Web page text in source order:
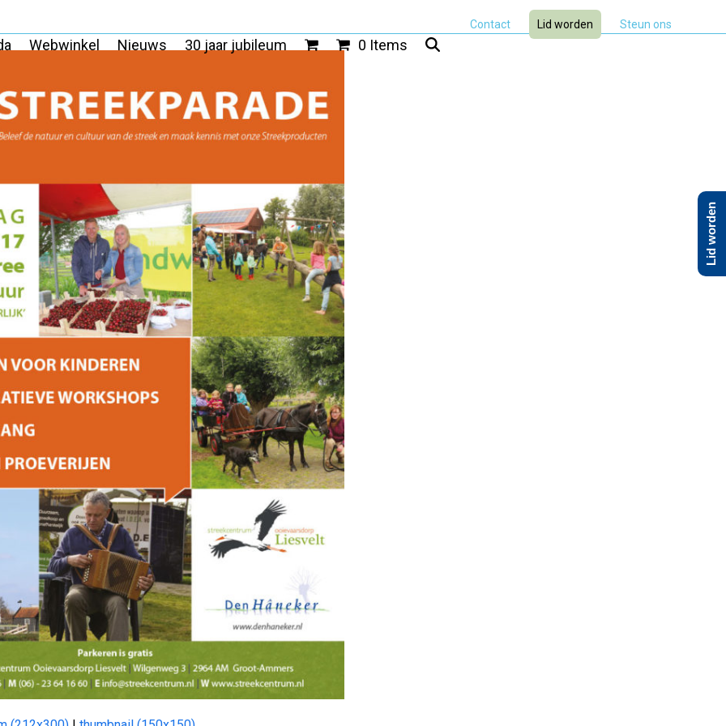
Contact Lid worden Steun ons
Webwinkel Nieuws 30 jaar jubileum 0 Items
Lid worden